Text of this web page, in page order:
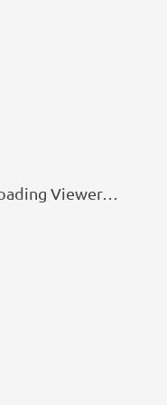
Viewer…